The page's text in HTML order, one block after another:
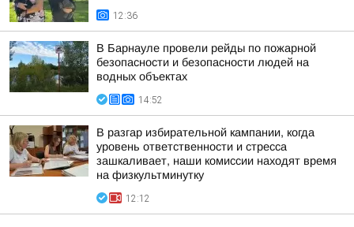
12:36
В Барнауле провели рейды по пожарной
безопасности и безопасности людей на
водных объектах
14:52
В разгар избирательной кампании, когда
уровень ответственности и стресса
зашкаливает, наши комиссии находят время
на физкультминутку
12:12